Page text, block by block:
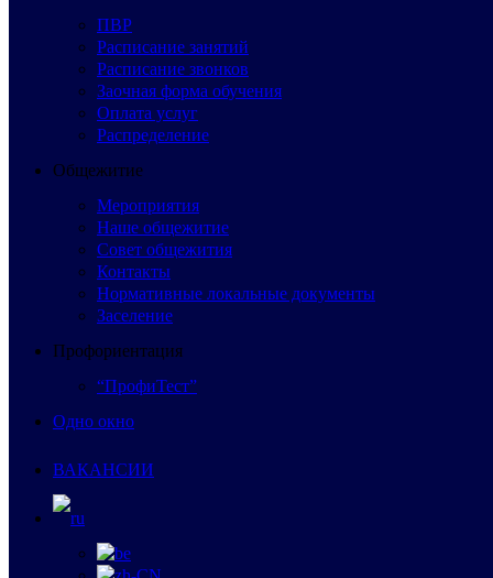
ПВР
Расписание занятий
Расписание звонков
Заочная форма обучения
Оплата услуг
Распределение
Общежитие
Мероприятия
Наше общежитие
Совет общежития
Контакты
Нормативные локальные документы
Заселение
Профориентация
“ПрофиТест”
Одно окно
ВАКАНСИИ